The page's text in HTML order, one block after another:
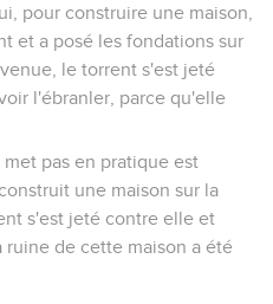
pour construire une maison,
et a posé les fondations sur
le torrent s'est jeté
l'ébranler, parce qu'elle
pas en pratique est
une maison sur la
s'est jeté contre elle et
ruine de cette maison a été